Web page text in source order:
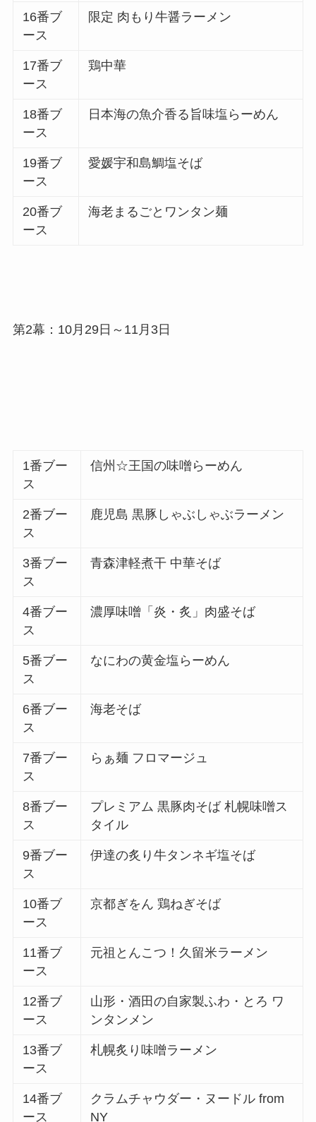
16番ブ
ース
限定 肉もり牛醤ラーメン
17番ブ
ース
鶏中華
18番ブ
ース
日本海の魚介香る旨味塩らーめん
19番ブ
ース
愛媛宇和島鯛塩そば
20番ブ
ース
海老まるごとワンタン麺
第2幕：10月29日～11月3日
1番ブー
ス
信州☆王国の味噌らーめん
2番ブー
ス
鹿児島 黒豚しゃぶしゃぶラーメン
3番ブー
ス
青森津軽煮干 中華そば
4番ブー
ス
濃厚味噌「炎・炙」肉盛そば
5番ブー
ス
なにわの黄金塩らーめん
6番ブー
ス
海老そば
7番ブー
ス
らぁ麺 フロマージュ
8番ブー
ス
プレミアム 黒豚肉そば 札幌味噌ス
タイル
9番ブー
ス
伊達の炙り牛タンネギ塩そば
10番ブ
ース
京都ぎをん 鶏ねぎそば
11番ブ
ース
元祖とんこつ！久留米ラーメン
12番ブ
ース
山形・酒田の自家製ふわ・とろ ワ
ンタンメン
13番ブ
ース
札幌炙り味噌ラーメン
14番ブ
ース
クラムチャウダー・ヌードル from
NY